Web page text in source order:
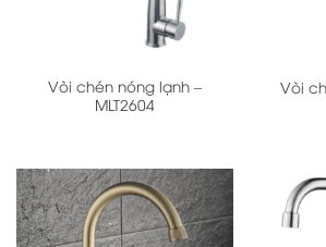
Vòi chén nóng lạnh –
MLT2604
Vòi